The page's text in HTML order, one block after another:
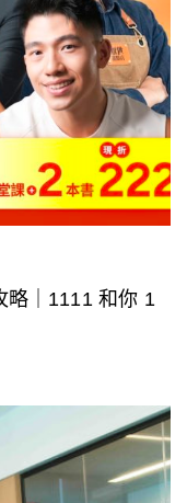
略｜1111 和你 1